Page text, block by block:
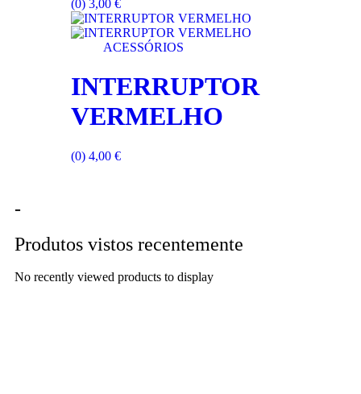
(0) 3,00 €
ACESSÓRIOS
INTERRUPTOR
VERMELHO
(0) 4,00 €
-
Produtos vistos recentemente
No recently viewed products to display